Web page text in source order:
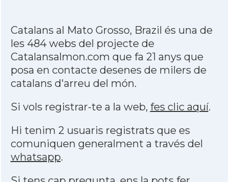
Catalans al Mato Grosso, Brazil és una de
les 484 webs del projecte de
Catalansalmon.com que fa 21 anys que
posa en contacte desenes de milers de
catalans d'arreu del món.
Si vols registrar-te a la web, fes clic aquí.
Hi tenim 2 usuaris registrats que es
comuniquen generalment a través del
whatsapp.